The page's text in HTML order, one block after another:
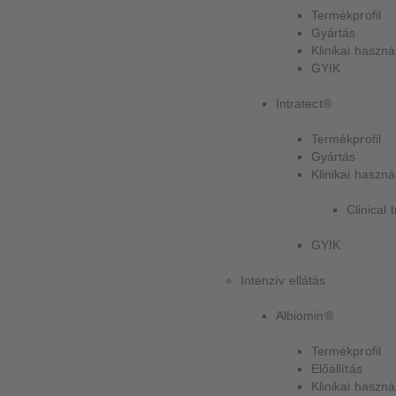
Termékprofil
Gyártás
Klinikai
GYIK
Intratect®
Termékprofil
Gyártás
Klinikai
Clinical
GYIK
Intenzív ellátás
Albiomin®
Termékprofil
Előállítás
Klinikai